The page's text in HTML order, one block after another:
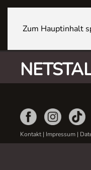
Zum Hauptinhalt
Kontakt| Impressum |